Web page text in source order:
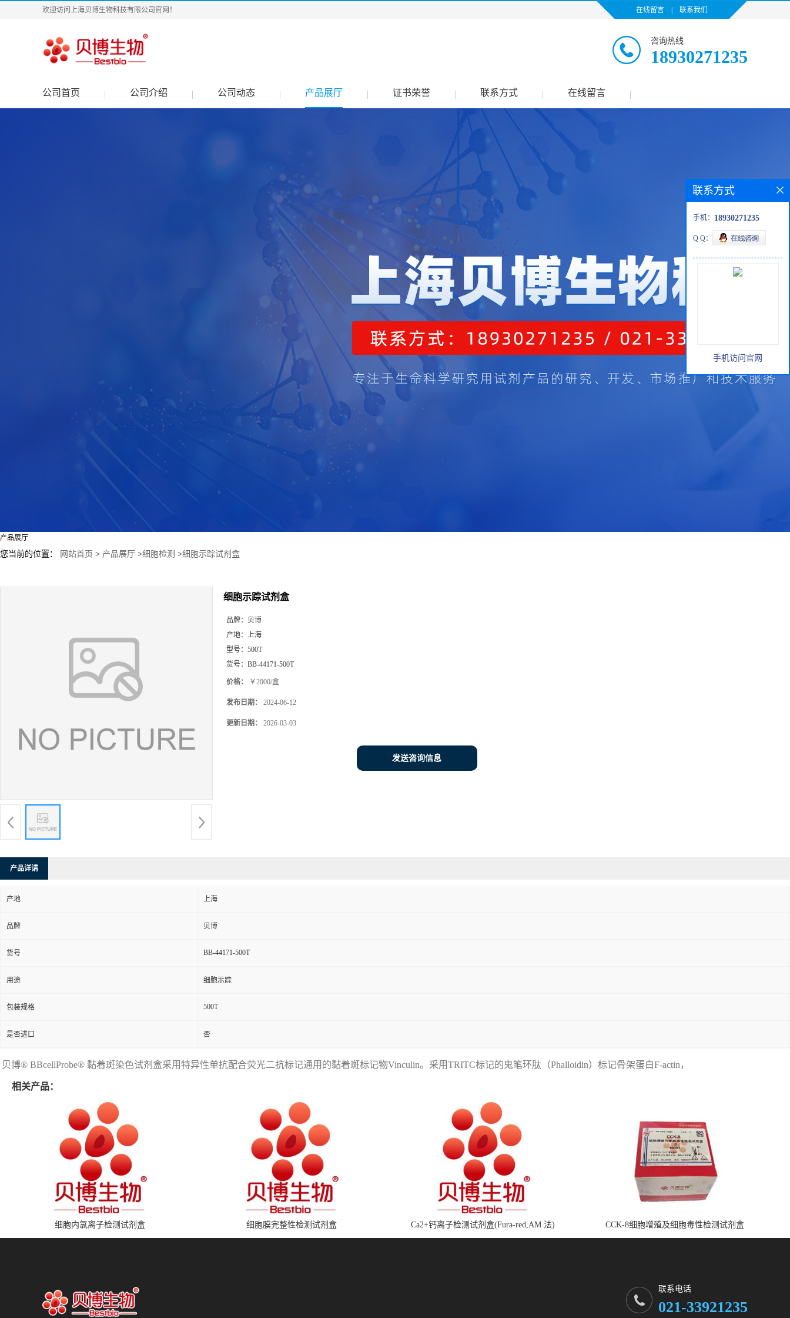
欢迎访问上海贝博生物科技有限公司官网！ 在线留言 联系我们
咨询热线
18930271235
公司首页 公司介绍 公司动态 产品展厅 证书荣誉 联系方式 在线留言
产品展厅
您当前的位置： 网站首页 > 产品展厅 >细胞检测 >细胞示踪试剂盒
细胞示踪试剂盒
品牌： 贝博
产地： 上海
型号： 500T
货号： BB-44171-500T
价格： ￥2000/盒
发布日期： 2024-06-12
更新日期： 2026-03-03
发送咨询信息
产品详请
产地 上海
品牌 贝博
货号 BB-44171-500T
用途 细胞示踪
包装规格 500T
是否进口 否
贝博® BBcellProbe® 黏着斑染色试剂盒采用特异性单抗配合荧光二抗标记通用的黏着斑标记物Vinculin。采用TRITC标记的鬼笔环肽（Phalloidin）标记骨架蛋白F-actin，
相关产品：
细胞内氯离子检测试剂盒 细胞膜完整性检测试剂盒 Ca2+钙离子检测试剂盒(Fura-red,AM 法) CCK-8细胞增殖及细胞毒性检测试剂盒
联系方式
手机： 18930271235
Q Q：
手机访问官网
联系电话
021-33921235